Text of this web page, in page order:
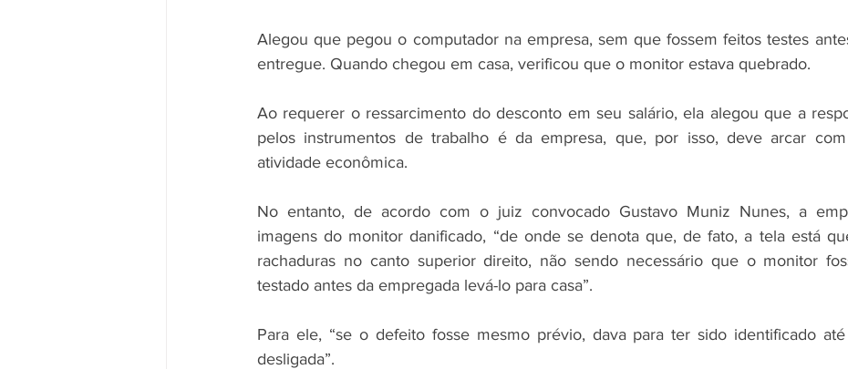
Alegou que pegou o computador na empresa, sem que fossem feitos testes
entregue. Quando chegou em casa, verificou que o monitor estava quebrado.
Ao requerer o ressarcimento do desconto em seu salário, ela alegou que a
pelos instrumentos de trabalho é da empresa, que, por isso, deve arcar
atividade econômica.
No entanto, de acordo com o juiz convocado Gustavo Muniz Nunes, a
imagens do monitor danificado, “de onde se denota que, de fato, a tela está
rachaduras no canto superior direito, não sendo necessário que o monitor
testado antes da empregada levá-lo para casa”.
Para ele, “se o defeito fosse mesmo prévio, dava para ter sido identificado
desligada”.